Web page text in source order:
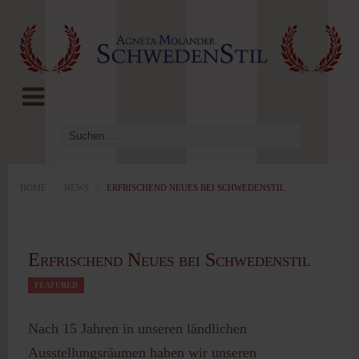
HOME NEWS ERFRISCHEND NEUES BEI SCHWEDENSTIL
Erfrischend Neues bei Schwedenstil
FEATURED
Nach 15 Jahren in unseren ländlichen
Ausstellungsräumen haben wir unseren
bleiben